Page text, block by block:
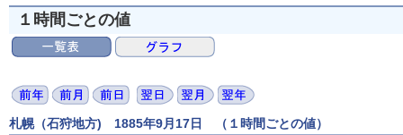
１時間ごとの値
札幌（石狩地方) 1885年9月17日 （１時間ごとの値）